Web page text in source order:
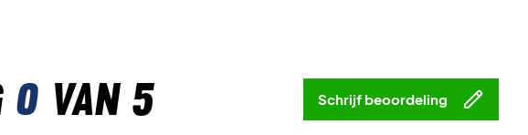
0van 5 Schrijf beoordeling